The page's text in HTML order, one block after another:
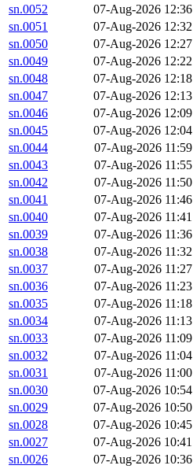
sn.0052
07-Aug-2026 12:36
sn.0051
07-Aug-2026 12:32
sn.0050
07-Aug-2026 12:27
sn.0049
07-Aug-2026 12:22
sn.0048
07-Aug-2026 12:18
sn.0047
07-Aug-2026 12:13
sn.0046
07-Aug-2026 12:09
sn.0045
07-Aug-2026 12:04
sn.0044
07-Aug-2026 11:59
sn.0043
07-Aug-2026 11:55
sn.0042
07-Aug-2026 11:50
sn.0041
07-Aug-2026 11:46
sn.0040
07-Aug-2026 11:41
sn.0039
07-Aug-2026 11:36
sn.0038
07-Aug-2026 11:32
sn.0037
07-Aug-2026 11:27
sn.0036
07-Aug-2026 11:23
sn.0035
07-Aug-2026 11:18
sn.0034
07-Aug-2026 11:13
sn.0033
07-Aug-2026 11:09
sn.0032
07-Aug-2026 11:04
sn.0031
07-Aug-2026 11:00
sn.0030
07-Aug-2026 10:54
sn.0029
07-Aug-2026 10:50
sn.0028
07-Aug-2026 10:45
sn.0027
07-Aug-2026 10:41
sn.0026
07-Aug-2026 10:36